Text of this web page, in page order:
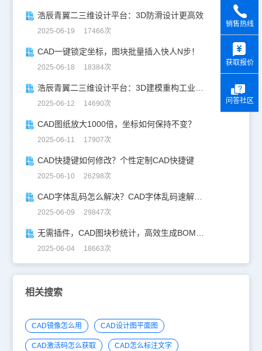
浩辰青翼二三维设计平台：3D防滑设计更高效
2025-06-19 17466次
CAD一键锁定坐标，图块批量插入快人N步！
2025-06-18 18384次
浩辰青翼二三维设计平台：3D建模重构工业美学
2025-06-12 14690次
CAD图纸放大1000倍，坐标如何保持不变？
2025-06-11 17907次
CAD快捷键如何修改？个性定制CAD快捷键
2025-06-10 26298次
CAD字体乱码怎么解决？CAD字体乱码速解指南
2025-06-09 29847次
无需插件，CAD图块秒统计，高效生成BOM表！
2025-06-04 18663次
相关搜索
CAD镜像怎么用 CAD设计图平面图
CAD激活码怎么获取 CAD怎么标注文字
销售热线
获取报价
问答社区